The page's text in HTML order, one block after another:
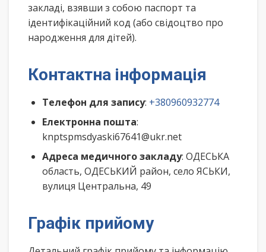
закладі, взявши з собою паспорт та
ідентифікаційний код (або свідоцтво про
народження для дітей).
Контактна інформація
Телефон для запису: +380960932774
Електронна пошта:
knptspmsdyaski67641@ukr.net
Адреса медичного закладу: ОДЕСЬКА
область, ОДЕСЬКИЙ район, село ЯСЬКИ,
вулиця Центральна, 49
Графік прийому